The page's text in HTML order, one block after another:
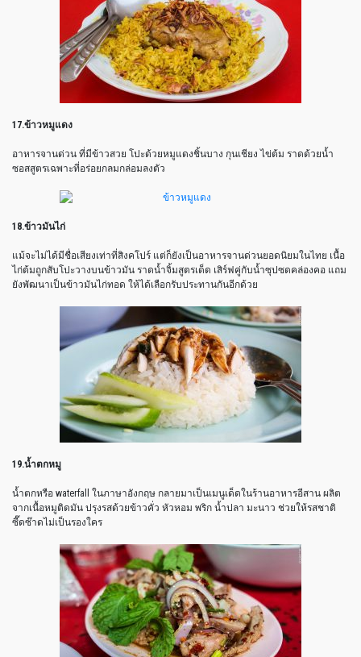
17.ข้าวหมูแดง
อาหารจานด่วน ที่มีข้าวสวย โปะด้วยหมูแดงชิ้นบาง กุนเชียง ไข่ต้ม ราดด้วยน้ำ
ซอสสูตรเฉพาะที่อร่อยกลมกล่อมลงตัว
18.ข้าวมันไก่
แม้จะไม่ได้มีชื่อเสียงเท่าที่สิงคโปร์ แต่ก็ยังเป็นอาหารจานด่วนยอดนิยมในไทย เนื้อ
ไก่ต้มถูกสับโปะวางบนข้าวมัน ราดน้ำจิ้มสูตรเด็ด เสิร์ฟคู่กับน้ำซุปซดคล่องคอ แถม
ยังพัฒนาเป็นข้าวมันไก่ทอด ให้ได้เลือกรับประทานกันอีกด้วย
19.น้ำตกหมู
น้ำตกหรือ waterfall ในภาษาอังกฤษ กลายมาเป็นเมนูเด็ดในร้านอาหารอีสาน ผลิต
จากเนื้อหมูติดมัน ปรุงรสด้วยข้าวคั่ว หัวหอม พริก น้ำปลา มะนาว ช่วยให้รสชาติ
ซี๊ดซ๊าดไม่เป็นรองใคร